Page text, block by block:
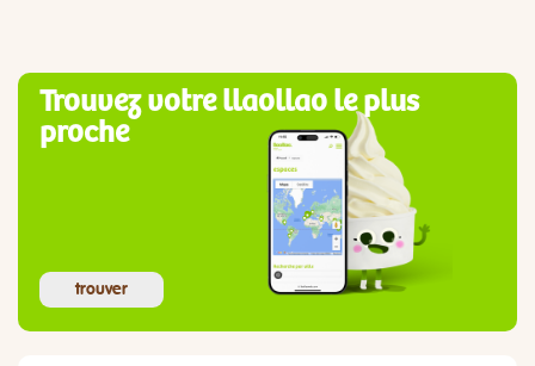
Trouvez votre llaollao le plus
proche
trouver